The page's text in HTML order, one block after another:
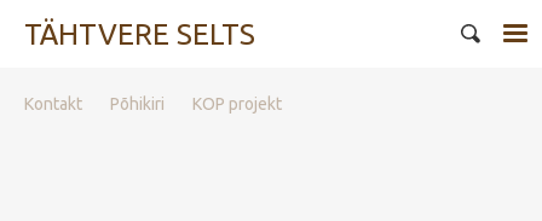
TÄHTVERE SELTS
Kontakt Põhikiri KOP projekt